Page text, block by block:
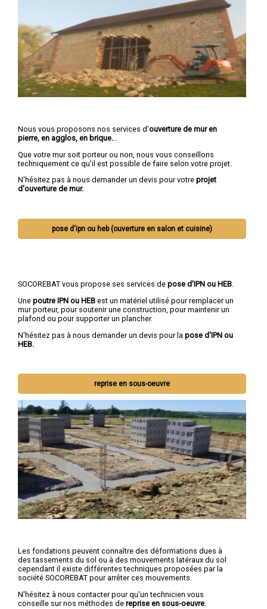
Nous vous proposons nos services d'ouverture de mur en
pierre, en agglos, en brique.
Que votre mur soit porteur ou non, nous vous conseillons
techniquement ce qu'il est possible de faire selon votre projet.
N'hésitez pas à nous demander un devis pour votre projet
d'ouverture de mur.
pose d'ipn ou heb (ouverture en salon et cuisine)
SOCOREBAT vous propose ses services de pose d'IPN ou HEB.
Une poutre IPN ou HEB est un matériel utilisé pour remplacer un
mur porteur, pour soutenir une construction, pour maintenir un
plafond ou pour supporter un plancher.
N'hésitez pas à nous demander un devis pour la pose d'IPN ou
HEB.
reprise en sous-oeuvre
Les fondations peuvent connaître des déformations dues à
des tassements du sol ou à des mouvements latéraux du sol
cependant il existe différentes techniques proposées par la
société SOCOREBAT pour arrêter ces mouvements.
N'hésitez à nous contacter pour qu'un technicien vous
conseille sur nos méthodes de reprise en sous-oeuvre.